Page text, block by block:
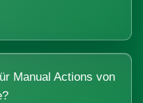
Manual Actions von